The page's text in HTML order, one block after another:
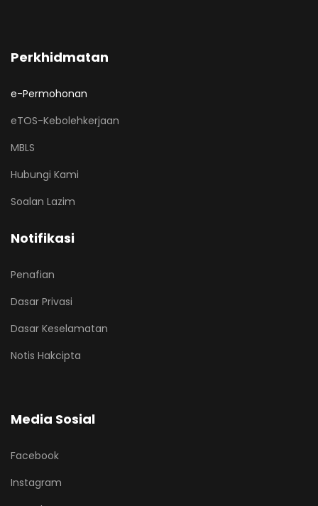
Perkhidmatan
e-Permohonan
eTOS-Kebolehkerjaan
MBLS
Hubungi Kami
Soalan Lazim
Notifikasi
Penafian
Dasar Privasi
Dasar Keselamatan
Notis Hakcipta
Media Sosial
Facebook
Instagram